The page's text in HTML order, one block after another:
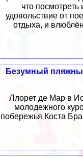
что
удовольствие от
отдыха, и
Безумный
Ллорет де Мар в
молодежного
побережья Коста